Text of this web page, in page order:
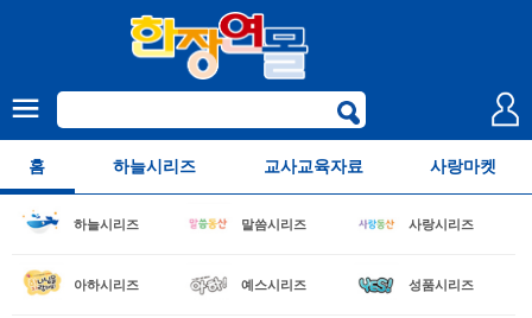
홈 하늘시리즈 교사교육자료 사랑마켓
하늘시리즈 말씀시리즈 사랑시리즈
아하시리즈 예스시리즈 성품시리즈